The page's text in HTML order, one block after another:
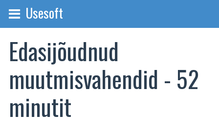
Usesoft
Edasijõudnud
muutmisvahendid - 52
minutit